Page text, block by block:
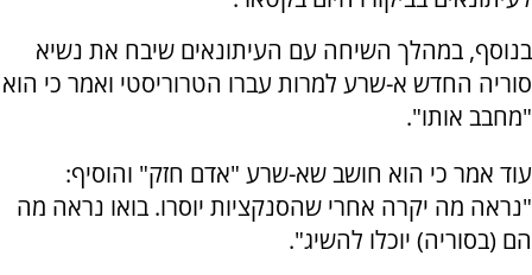
בנוסף, במהלך השיחה עם העיתונאים שיבח את נשיא
סוריה החדש א-שרע למרות עברו הטרוריסטי ואמר כי הוא
"מחבב אותו".
עוד אמר כי הוא חושב שא-שרע "אדם חזק" והוסיף:
"נראה מה יקרה אחרי שהסנקציות יוסרו. בואו נראה מה
הם (בסוריה) יוכלו להשיג".